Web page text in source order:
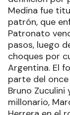
Medina fue
patrón, que
Patronato
pasos, luego
choques por
Argentina. El
parte del
Bruno
millonario,